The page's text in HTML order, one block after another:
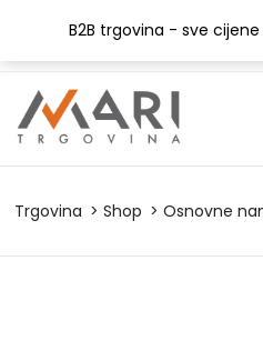
B2B trgovina - sve cijene
+385 (0) 1 3441-053
Trgovina Shop Osnovne